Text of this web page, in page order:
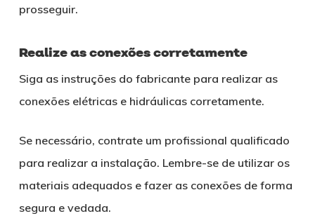
prosseguir.
Realize as conexões corretamente
Siga as instruções do fabricante para realizar as
conexões elétricas e hidráulicas corretamente.
Se necessário, contrate um profissional qualificado
para realizar a instalação. Lembre-se de utilizar os
materiais adequados e fazer as conexões de forma
segura e vedada.